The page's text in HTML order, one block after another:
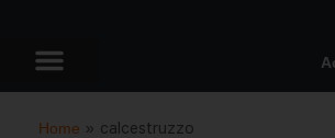
Home » calcestruzzo